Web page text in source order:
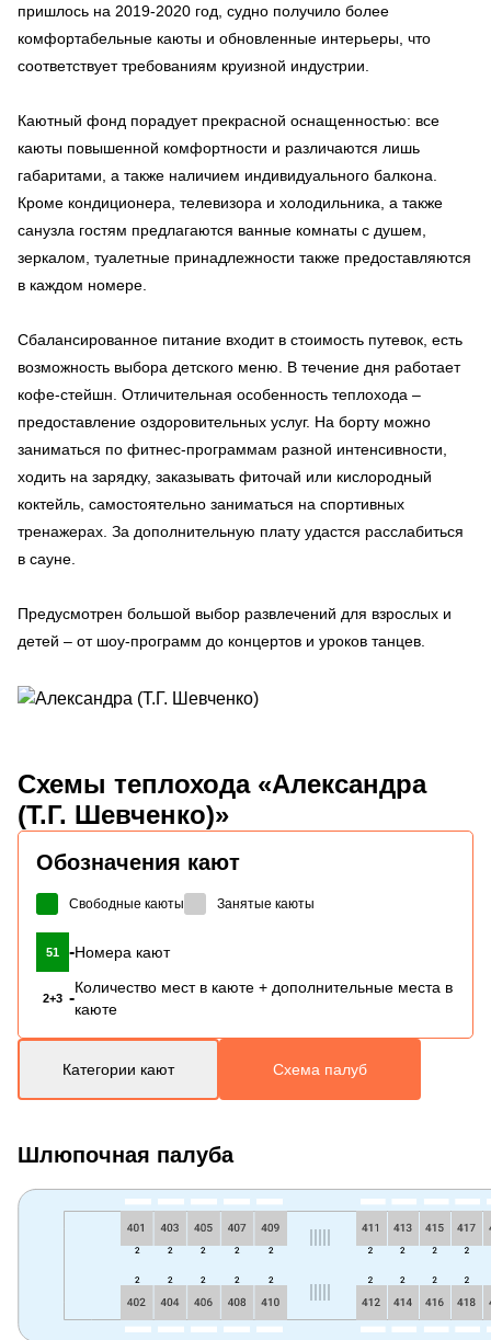
пришлось на 2019-2020 год, судно получило более
комфортабельные каюты и обновленные интерьеры, что
соответствует требованиям круизной индустрии.
Каютный фонд порадует прекрасной оснащенностью: все
каюты повышенной комфортности и различаются лишь
габаритами, а также наличием индивидуального балкона.
Кроме кондиционера, телевизора и холодильника, а также
санузла гостям предлагаются ванные комнаты с душем,
зеркалом, туалетные принадлежности также предоставляются
в каждом номере.
Сбалансированное питание входит в стоимость путевок, есть
возможность выбора детского меню. В течение дня работает
кофе-стейшн. Отличительная особенность теплохода –
предоставление оздоровительных услуг. На борту можно
заниматься по фитнес-программам разной интенсивности,
ходить на зарядку, заказывать фиточай или кислородный
коктейль, самостоятельно заниматься на спортивных
тренажерах. За дополнительную плату удастся расслабиться
в сауне.
Предусмотрен большой выбор развлечений для взрослых и
детей – от шоу-программ до концертов и уроков танцев.
Схемы теплохода «Александра
(Т.Г. Шевченко)»
Обозначения кают
Свободные каюты Занятые каюты
51 -Номера кают
2+3 -
Количество мест в каюте + дополнительные места в
каюте
Категории кают Схема палуб
Шлюпочная палуба